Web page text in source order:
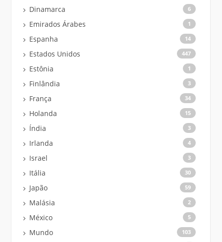
Dinamarca 6
Emirados Árabes 1
Espanha 14
Estados Unidos 447
Estônia 1
Finlândia 3
França 34
Holanda 15
Índia 3
Irlanda 4
Israel 3
Itália 30
Japão 59
Malásia 2
México 5
Mundo 103